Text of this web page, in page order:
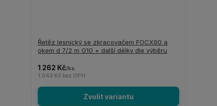
Řetěz lesnický se zkracovačem FOCX90 a
okem d 7/2 m G10 + další délky dle výběru
1 262 Kč/ks
1 043 Kč bez DPH
Zvolit variantu